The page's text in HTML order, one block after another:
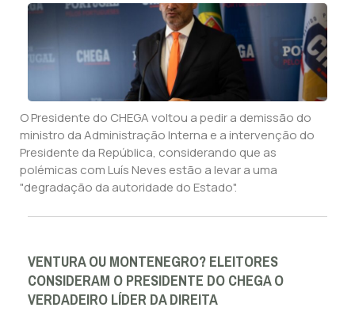
O Presidente do CHEGA voltou a pedir a demissão do
ministro da Administração Interna e a intervenção do
Presidente da República, considerando que as
polémicas com Luís Neves estão a levar a uma
"degradação da autoridade do Estado".
VENTURA OU MONTENEGRO? ELEITORES
CONSIDERAM O PRESIDENTE DO CHEGA O
VERDADEIRO LÍDER DA DIREITA